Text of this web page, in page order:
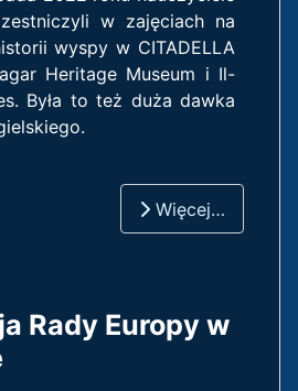
w zajęciach na
wyspy w CITADELLA
Heritage Museum i Il-
Była to też duża dawka
Więcej…
Rady Europy w